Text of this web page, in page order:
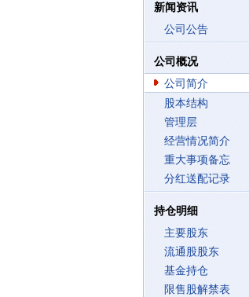
新闻资讯
公司公告
公司概况
公司简介
股本结构
管理层
经营情况简介
重大事项备忘
分红送配记录
持仓明细
主要股东
流通股股东
基金持仓
限售股解禁表